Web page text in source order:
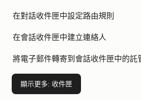
在對話收件匣中設定路由規則
在會話收件匣中建立連絡人
將電子郵件轉寄到會話收件匣中的託
顯示更多: 收件匣